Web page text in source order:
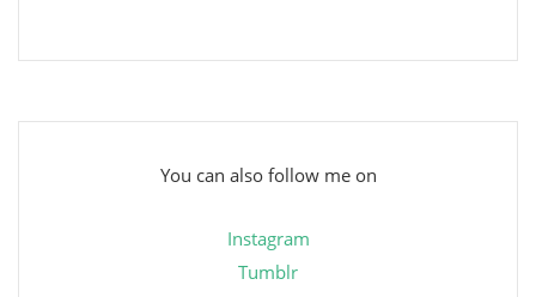
You can also follow me on
Instagram
Tumblr